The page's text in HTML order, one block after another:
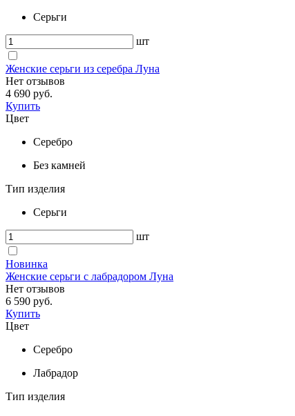
Серьги
шт
Женские серьги из серебра Луна
Нет отзывов
4 690 руб.
Купить
Цвет
Серебро
Без камней
Тип изделия
Серьги
шт
Новинка
Женские серьги с лабрадором Луна
Нет отзывов
6 590 руб.
Купить
Цвет
Серебро
Лабрадор
Тип изделия